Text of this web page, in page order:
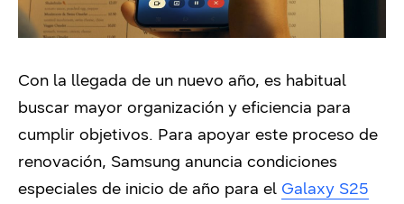
Con la llegada de un nuevo año, es habitual
buscar mayor organización y eficiencia para
cumplir objetivos. Para apoyar este proceso de
renovación, Samsung anuncia condiciones
especiales de inicio de año para el Galaxy S25